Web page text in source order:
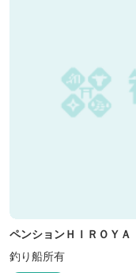
ペンションＨＩＲＯＹＡ
釣り船所有